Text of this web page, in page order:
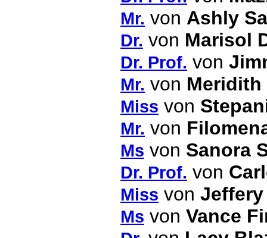
Mr. von Ashly
Dr. von Marisol
Dr. Prof. von
Mr. von Meridith
Miss von
Mr. von
Ms von Sanora
Dr. Prof. von
Miss von
Ms von Vance